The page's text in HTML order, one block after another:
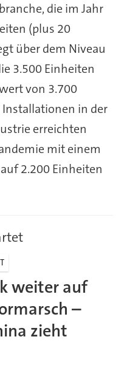
die im Jahr
(plus 20
über dem Niveau
3.500 Einheiten
von 3.700
Installationen in der
erreichten
mit einem
2.200 Einheiten
weiter auf
–
zieht